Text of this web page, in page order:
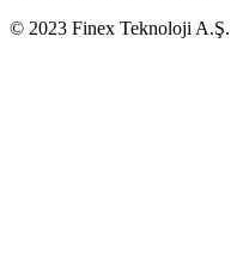
© 2023 Finex Teknoloji A.Ş.